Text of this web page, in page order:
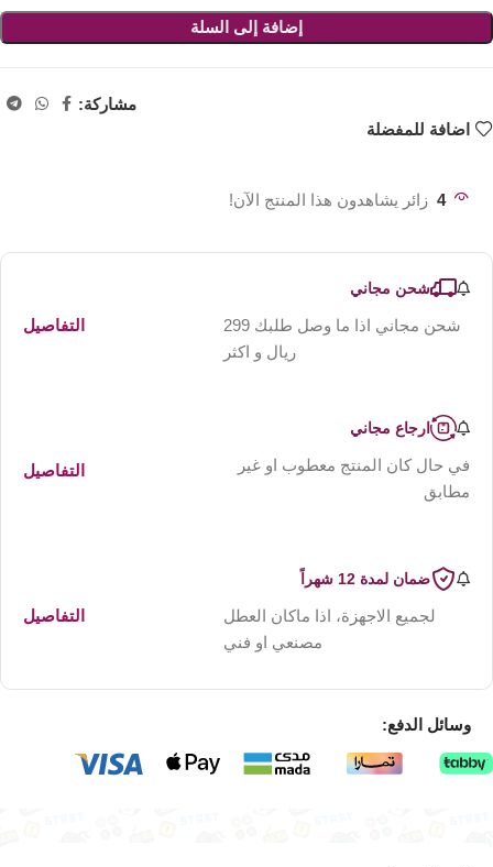
إضافة إلى السلة
مشاركة:
اضافة للمفضلة
4 زائر يشاهدون هذا المنتج الآن!
شحن مجاني
شحن مجاني اذا ما وصل طلبك 299
ريال و اكثر
التفاصيل
ارجاع مجاني
في حال كان المنتج معطوب او غير
مطابق
التفاصيل
ضمان لمدة 12 شهراً
لجميع الاجهزة، اذا ماكان العطل
مصنعي او فني
التفاصيل
وسائل الدفع: